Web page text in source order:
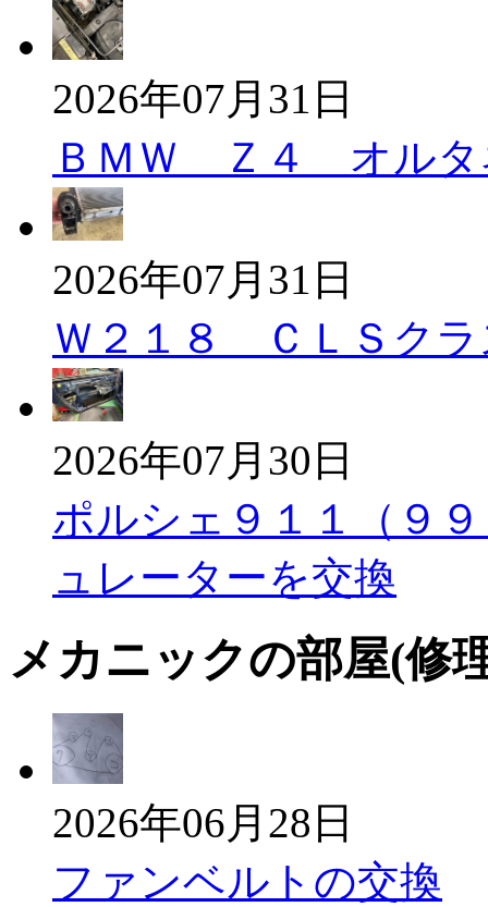
2026年07月31日
ＢＭＷ Ｚ４ オルタ
2026年07月31日
Ｗ２１８ ＣＬＳク
2026年07月30日
ポルシェ９１１（９
ュレーターを交換
メカニックの部屋(
2026年06月28日
ファンベルトの交換